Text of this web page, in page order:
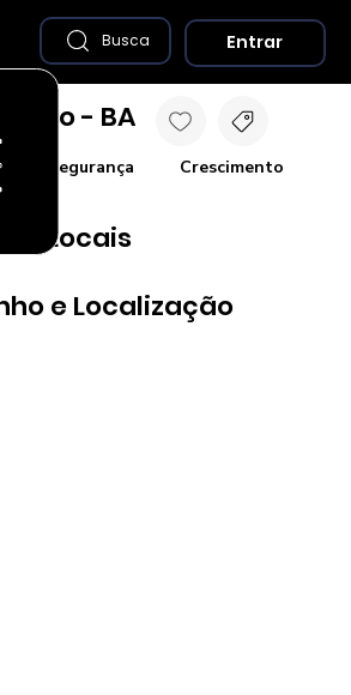
e Localização
Locais
e Segurança Crescimento
- BA
Busca Entrar